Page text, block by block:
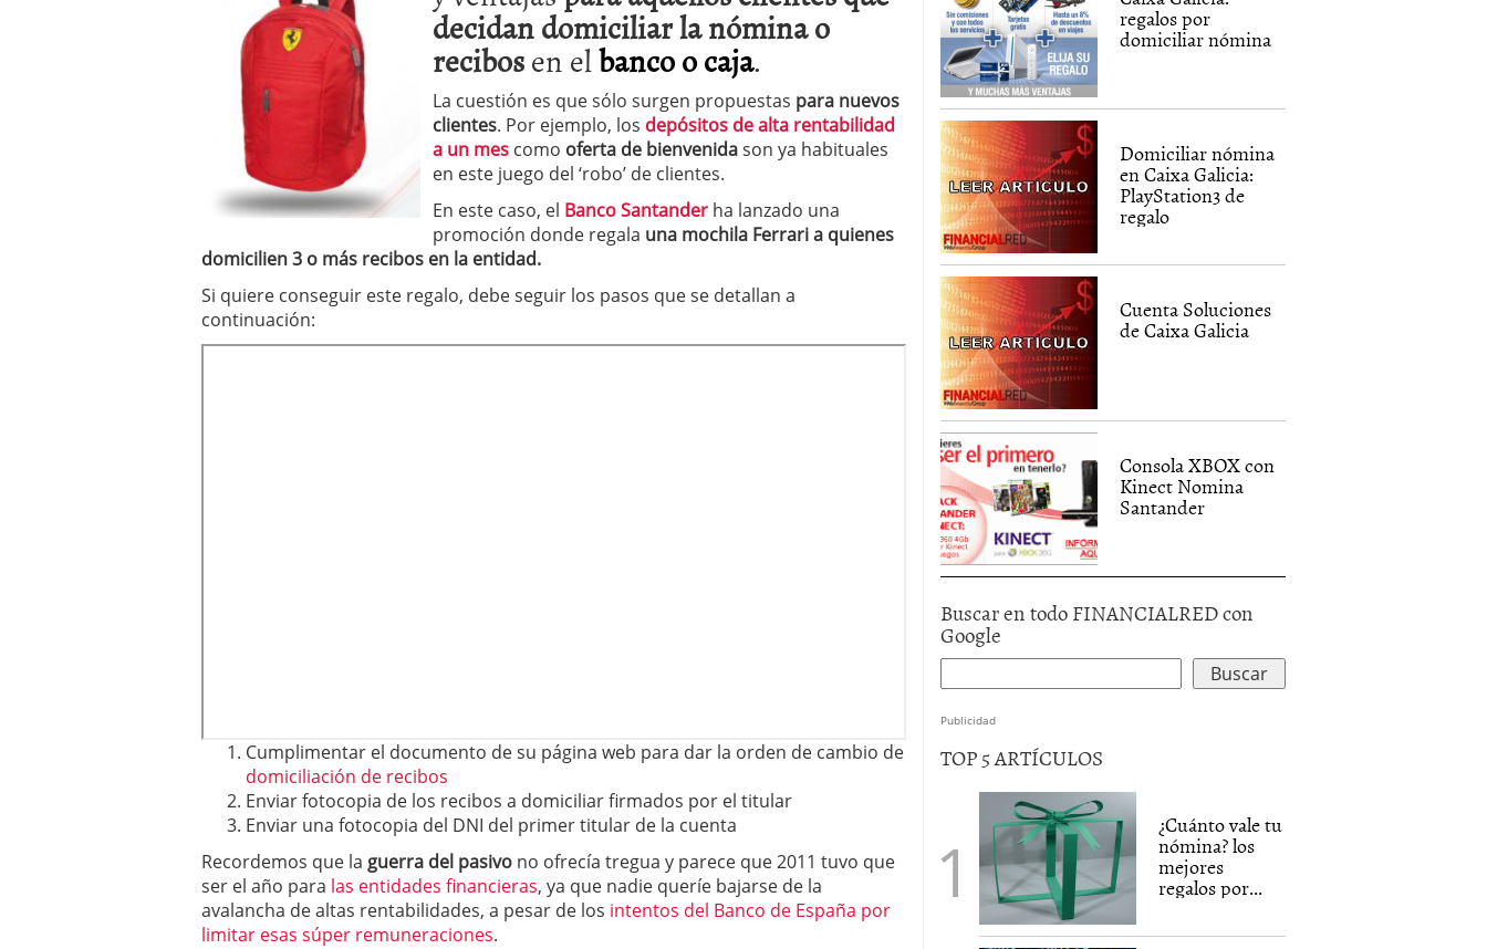
decidan domiciliar la nómina o
recibosen elbanco o caja.
La cuestión es que sólo surgen propuestas para nuevos
clientes. Por ejemplo, los depósitos de alta rentabilidad
a un mes como oferta de bienvenidason ya habituales
en este juego del ‘robo’ de clientes.
En este caso, el Banco Santander ha lanzado una
promoción donde regala una mochila Ferrari a quienes
domicilien 3 o más recibos en la entidad.
Si quiere conseguir este regalo, debe seguir los pasos que se detallan a
continuación:
Cumplimentar el documento de su página web para dar la orden de cambio de
domiciliación de recibos
Enviar fotocopia de los recibos a domiciliar firmados por el titular
Enviar una fotocopia del DNI del primer titular de la cuenta
Recordemos que la guerra del pasivo no ofrecía tregua y parece que 2011 tuvo que
ser el año para las entidades financieras, ya que nadie queríe bajarse de la
avalancha de altas rentabilidades, a pesar de los intentos del Banco de España por
limitar esas súper remuneraciones.
regalos por
domiciliar nómina
Domiciliar nómina
en Caixa Galicia:
PlayStation3 de
regalo
Cuenta Soluciones
de Caixa Galicia
Consola XBOX con
Kinect Nomina
Santander
Buscar en todo FINANCIALRED con
Google
Publicidad
TOP 5 ARTÍCULOS
¿Cuánto vale tu
nómina? los
mejores
regalos por...